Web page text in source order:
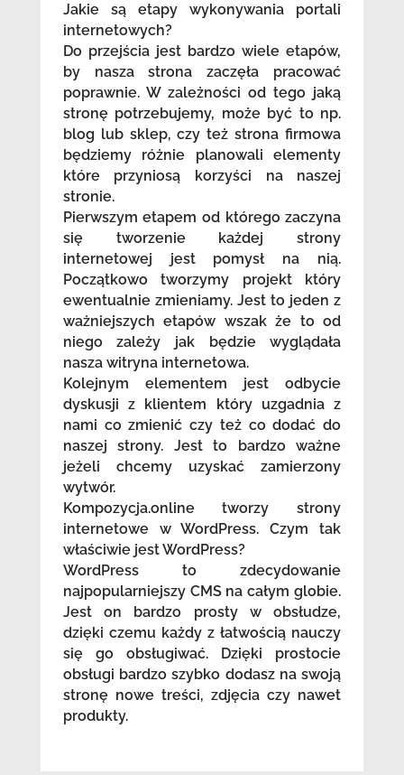
Jakie są etapy wykonywania portali
internetowych?
Do przejścia jest bardzo wiele etapów,
by nasza strona zaczęła pracować
poprawnie. W zależności od tego jaką
stronę potrzebujemy, może być to np.
blog lub sklep, czy też strona firmowa
będziemy różnie planowali elementy
które przyniosą korzyści na naszej
stronie.
Pierwszym etapem od którego zaczyna
się tworzenie każdej strony
internetowej jest pomysł na nią.
Początkowo tworzymy projekt który
ewentualnie zmieniamy. Jest to jeden z
ważniejszych etapów wszak że to od
niego zależy jak będzie wyglądała
nasza witryna internetowa.
Kolejnym elementem jest odbycie
dyskusji z klientem który uzgadnia z
nami co zmienić czy też co dodać do
naszej strony. Jest to bardzo ważne
jeżeli chcemy uzyskać zamierzony
wytwór.
Kompozycja.online tworzy strony
internetowe w WordPress. Czym tak
właściwie jest WordPress?
WordPress to zdecydowanie
najpopularniejszy CMS na całym globie.
Jest on bardzo prosty w obsłudze,
dzięki czemu każdy z łatwością nauczy
się go obsługiwać. Dzięki prostocie
obsługi bardzo szybko dodasz na swoją
stronę nowe treści, zdjęcia czy nawet
produkty.